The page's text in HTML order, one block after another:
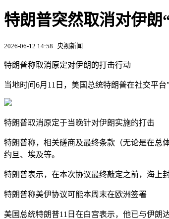
特朗普突然取消对伊
2026-06-12 14:58 央视新闻
特朗普称取消原定对伊朗的打击行动
当地时间6月11日，美国总统特朗普在社交平
特朗普取消原定于当晚针对伊朗实施的打击
特朗普称，相关磋商及最终条款（无论是在总
约旦、埃及等。
特朗普表示，在本次协议最终敲定之前，海上
特朗普称美伊协议可能本周末在欧洲签署
美国总统特朗普11日在白宫表示，他已与伊朗